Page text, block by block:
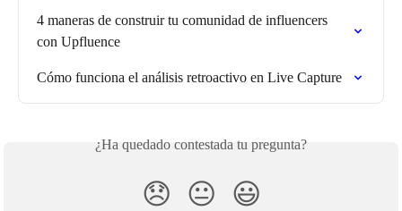
4 maneras de construir tu comunidad de influencers
con Upfluence
Cómo funciona el análisis retroactivo en Live Capture
¿Ha quedado contestada tu pregunta?
😞 😐 😃